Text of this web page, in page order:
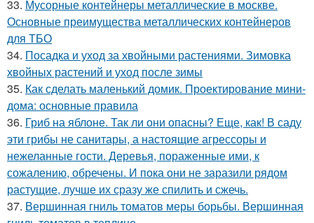
33. Мусорные контейнеры металлические в москве.
Основные преимущества металлических контейнеров
для ТБО
34. Посадка и уход за хвойными растениями. Зимовка
хвойных растений и уход после зимы
35. Как сделать маленький домик. Проектирование мини-
дома: основные правила
36. Гриб на яблоне. Так ли они опасны? Еще, как! В саду
эти грибы не санитары, а настоящие агрессоры и
нежеланные гости. Деревья, пораженные ими, к
сожалению, обречены. И пока они не заразили рядом
растущие, лучше их сразу же спилить и сжечь.
37. Вершинная гниль томатов меры борьбы. Вершинная